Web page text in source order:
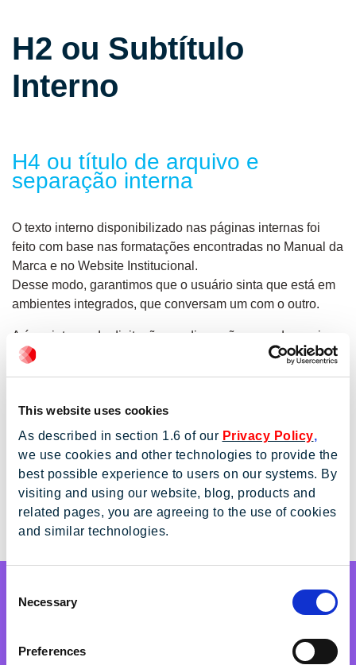
This website uses cookies
As described in section 1.6 of our Privacy Policy,
we use cookies and other technologies to provide the
best possible experience to users on our systems. By
visiting and using our website, blog, products and
related pages, you are agreeing to the use of cookies
and similar technologies.
Selection
Necessary
Preferences
H2 ou Subtítulo
Interno
H4 ou título de arquivo e
separação interna
O texto interno disponibilizado nas páginas internas foi
feito com base nas formatações encontradas no Manual da
Marca e no Website Institucional.
Desse modo, garantimos que o usuário sinta que está em
ambientes integrados, que conversam um com o outro.
A área interna de digitação em dimensões grandes, acima
de 1366px de largura, corresponde à 960px
aproximadamente, enquanto que em resoluções menores
manter a relação de espaço nas laterais. A linguagem do
website precisa ser simples, leve e de fácil compreensão.
Isso torna o conteúdo do website universal.
Exemplo de Link
Exemplo de Bullet
Exemplo de Bullet
H3 ou exemplo de destaque